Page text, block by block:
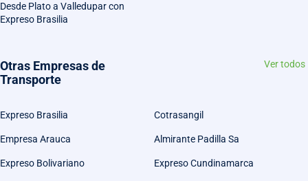
Desde Plato a Valledupar con
Expreso Brasilia
Otras Empresas de
Transporte
Ver todos
Expreso Brasilia Cotrasangil
Empresa Arauca Almirante Padilla Sa
Expreso Bolivariano Expreso Cundinamarca